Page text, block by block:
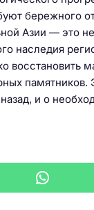
бережного
Азии — это
наследия
и о